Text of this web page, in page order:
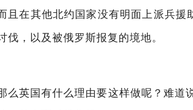
且在其他北约国家没有明面上派兵援
伐，以及被俄罗斯报复的境地。
么英国有什么理由要这样做呢？难道